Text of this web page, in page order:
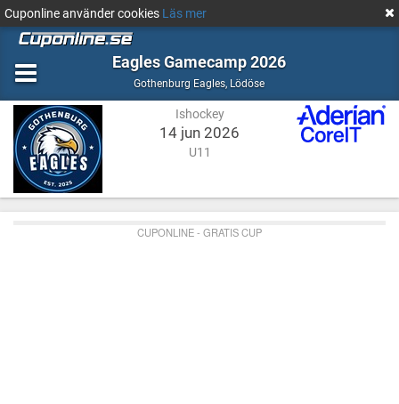
Cuponline använder cookies Läs mer
Eagles Gamecamp 2026
Gothenburg Eagles, Ishockey
LödöseLödöse
Ishockey
14 jun 2026
U11
CUPONLINE - GRATIS CUP